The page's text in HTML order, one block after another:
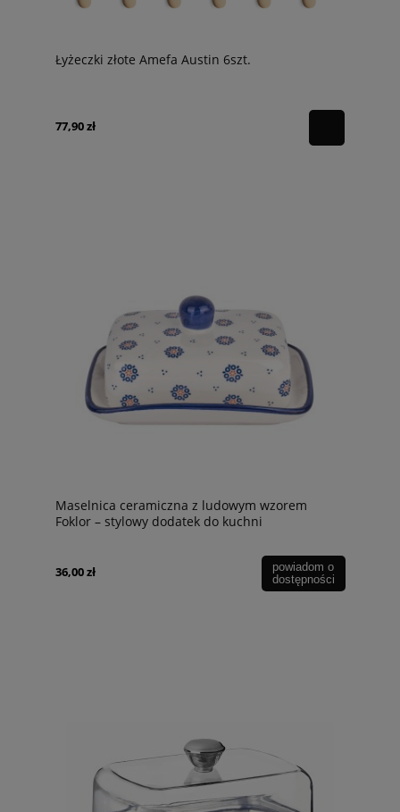
Łyżeczki złote Amefa Austin 6szt.
77,90 zł
Maselnica ceramiczna z ludowym wzorem
Foklor – stylowy dodatek do kuchni
36,00 zł
powiadom o
dostępności